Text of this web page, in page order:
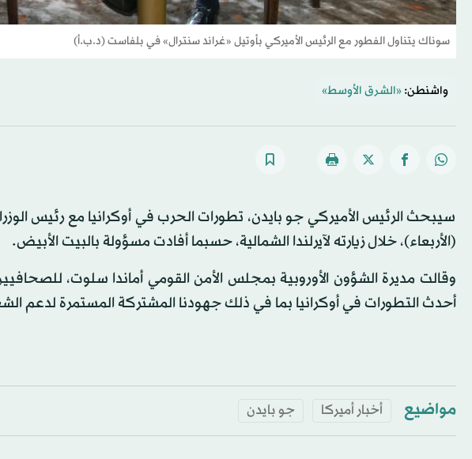
سوناك يتناول الفطور مع الرئيس الأميركي بأوتيل «غراند سنترال» في بلفاست (د.ب.أ)
واشنطن: «الشرق الأوسط»
سيبحث الرئيس الأميركي جو بايدن، تطورات الحرب في أوكرانيا مع رئيس
(الأربعاء)، خلال زيارته لآيرلندا الشمالية، حسبما أفادت مسؤولة بالبيت الأبيض.
وقالت مديرة الشؤون الأوروبية بمجلس الأمن القومي أماندا سلوت،
أحدث التطورات في أوكرانيا بما في ذلك جهودنا المشتركة المستمرة لدعم
مواضيع أخبار أميركا جو بايدن